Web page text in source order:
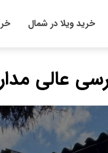
خرید ویلا در شمال
تکمیل200متری